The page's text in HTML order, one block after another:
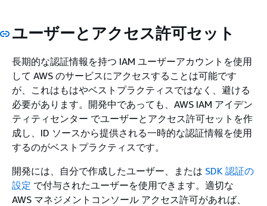
ユーザーとアクセス許可セット
長期的な認証情報を持つ IAM ユーザーアカウントを使用
して AWS のサービスにアクセスすることは可能です
が、これはもはやベストプラクティスではなく、避ける
必要があります。開発中であっても、AWS IAM アイデン
ティティセンター でユーザーとアクセス許可セットを作
成し、ID ソースから提供される一時的な認証情報を使用
するのがベストプラクティスです。
開発には、自分で作成したユーザー、または SDK 認証の
設定 で付与されたユーザーを使用できます。適切な
AWS マネジメントコンソール アクセス許可があれば、